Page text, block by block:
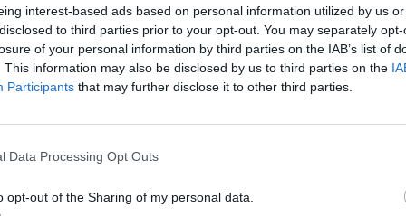
interest-based ads based on personal information utilized by us
to third parties prior to your opt-out. You may separately
of your personal information by third parties on the IAB’s list of
This information may also be disclosed by us to third parties on the
Participants that may further disclose it to other third parties.
Data Processing Opt Outs
opt-out of the Sharing of my personal data.
VAN OLCSÓ MEGOLDÁS!
30 000 000 forintot 20 éves futamidőre már
törlesztővel fel lehet venniaK&H Banknál.De
sem:
Banknál 7,02%.Érdemes még megnézni
kalkulációt végezni, saját preferenciáink
keresd fel a